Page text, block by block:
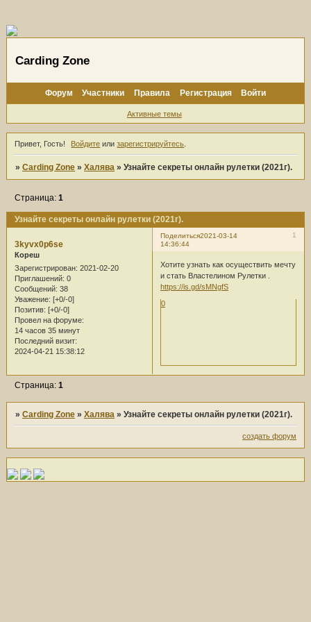
Carding Zone
Форум Участники Правила Регистрация Войти
Активные темы
Привет, Гость! Войдите илизарегистрируйтесь
»Carding Zone »Халява »Узнайте секреты онлайн рулетки (2021г).
Узнайте секреты онлайн рулетки (2021г).
Страница:1
Поделиться 1
2021-03-14
14:36:44
3kyvx0p6se
Кореш
Зарегистрирован: 2021-02-20
Приглашений: 0
Сообщений: 38
Уважение: [+0/-0]
Позитив: [+0/-0]
Провел на форуме:
14 часов 35 минут
Последний визит:
2024-04-21 15:38:12
Хотите узнать как осуществить мечту
и стать Властелином Рулетки .
https://is.gd/sMNgfS
0
Страница:1
»Carding Zone »Халява »Узнайте секреты онлайн рулетки (2021г).
создать форум